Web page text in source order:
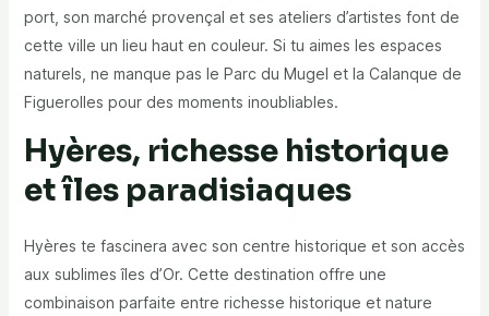
port, son marché provençal et ses ateliers d’artistes font de
cette ville un lieu haut en couleur. Si tu aimes les espaces
naturels, ne manque pas le Parc du Mugel et la Calanque de
Figuerolles pour des moments inoubliables.
Hyères, richesse historique
et îles paradisiaques
Hyères te fascinera avec son centre historique et son accès
aux sublimes îles d’Or. Cette destination offre une
combinaison parfaite entre richesse historique et nature